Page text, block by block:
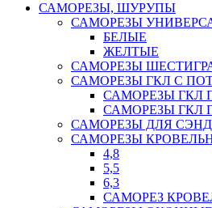
САМОРЕЗЫ, ШУРУПЫ
САМОРЕЗЫ
БЕЛЫЕ
ЖЕЛТЫЕ
САМОРЕЗЫ
САМОРЕЗЫ ГКЛ С
САМОРЕЗЫ ГКЛ
САМОРЕЗЫ ГКЛ
САМОРЕЗЫ ДЛЯ
САМОРЕЗЫ
4,8
5,5
6,3
САМОРЕЗ